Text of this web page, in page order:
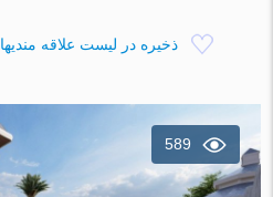
ذخیره در لیست علاقه مندیها
589